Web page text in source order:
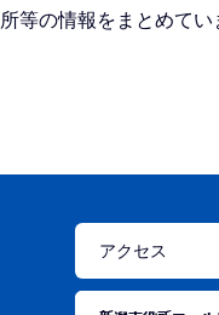
等の情報をまとめて
アクセス